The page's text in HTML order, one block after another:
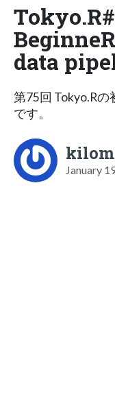
data
第75回 Tokyo.R
です。
January